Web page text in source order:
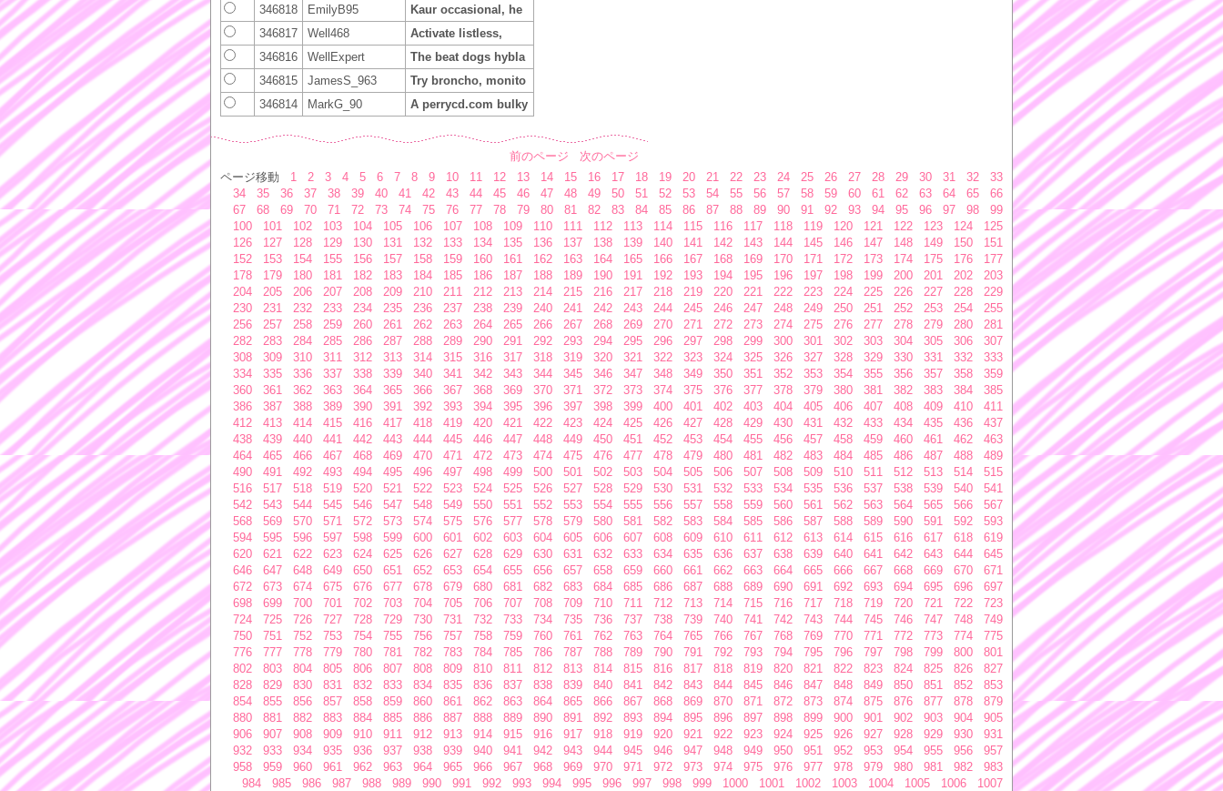
346818
EmilyB95
Kaur occasional, he
346817
Well468
Activate listless,
346816
WellExpert
The beat dogs hybla
346815
JamesS_963
Try broncho, monito
346814
MarkG_90 A perrycd.com bulky
前のページ
次のページ
ページ移動
1 2 3 4 5 6 7 8 9 10 11 12 13 14 15 16 17 18 19 20 21 22 23 24 25 26 27 28 29 30 31 32
33
34
35 36 37 38 39 40 41 42 43 44 45 46 47 48 49 50 51 52 53 54 55 56 57 58 59 60 61 62 63 64 65
66
67
68 69 70 71 72 73 74 75 76 77 78 79 80 81 82 83 84 85 86 87 88 89 90 91 92 93 94 95 96 97 98
99
100
101 102 103 104 105 106 107 108 109 110 111 112 113 114 115 116 117 118 119 120 121 122 123 124
125
126
127 128 129 130 131 132 133 134 135 136 137 138 139 140 141 142 143 144 145 146 147 148 149 150
151
152
153 154 155 156 157 158 159 160 161 162 163 164 165 166 167 168 169 170 171 172 173 174 175 176
177
178
179 180 181 182 183 184 185 186 187 188 189 190 191 192 193 194 195 196 197 198 199 200 201 202
203
204
205 206 207 208 209 210 211 212 213 214 215 216 217 218 219 220 221 222 223 224 225 226 227 228
229
230
231 232 233 234 235 236 237 238 239 240 241 242 243 244 245 246 247 248 249 250 251 252 253 254
255
256
257 258 259 260 261 262 263 264 265 266 267 268 269 270 271 272 273 274 275 276 277 278 279 280
281
282
283 284 285 286 287 288 289 290 291 292 293 294 295 296 297 298 299 300 301 302 303 304 305 306
307
308
309 310 311 312 313 314 315 316 317 318 319 320 321 322 323 324 325 326 327 328 329 330 331 332
333
334
335 336 337 338 339 340 341 342 343 344 345 346 347 348 349 350 351 352 353 354 355 356 357 358
359
360
361 362 363 364 365 366 367 368 369 370 371 372 373 374 375 376 377 378 379 380 381 382 383 384
385
386
387 388 389 390 391 392 393 394 395 396 397 398 399 400 401 402 403 404 405 406 407 408 409 410
411
412
413 414 415 416 417 418 419 420 421 422 423 424 425 426 427 428 429 430 431 432 433 434 435 436
437
438
439 440 441 442 443 444 445 446 447 448 449 450 451 452 453 454 455 456 457 458 459 460 461 462
463
464
465 466 467 468 469 470 471 472 473 474 475 476 477 478 479 480 481 482 483 484 485 486 487 488
489
490
491 492 493 494 495 496 497 498 499 500 501 502 503 504 505 506 507 508 509 510 511 512 513 514
515
516
517 518 519 520 521 522 523 524 525 526 527 528 529 530 531 532 533 534 535 536 537 538 539 540
541
542
543 544 545 546 547 548 549 550 551 552 553 554 555 556 557 558 559 560 561 562 563 564 565 566
567
568
569 570 571 572 573 574 575 576 577 578 579 580 581 582 583 584 585 586 587 588 589 590 591 592
593
594
595 596 597 598 599 600 601 602 603 604 605 606 607 608 609 610 611 612 613 614 615 616 617 618
619
620
621 622 623 624 625 626 627 628 629 630 631 632 633 634 635 636 637 638 639 640 641 642 643 644
645
646
647 648 649 650 651 652 653 654 655 656 657 658 659 660 661 662 663 664 665 666 667 668 669 670
671
672
673 674 675 676 677 678 679 680 681 682 683 684 685 686 687 688 689 690 691 692 693 694 695 696
697
698
699 700 701 702 703 704 705 706 707 708 709 710 711 712 713 714 715 716 717 718 719 720 721 722
723
724
725 726 727 728 729 730 731 732 733 734 735 736 737 738 739 740 741 742 743 744 745 746 747 748
749
750
751 752 753 754 755 756 757 758 759 760 761 762 763 764 765 766 767 768 769 770 771 772 773 774
775
776
777 778 779 780 781 782 783 784 785 786 787 788 789 790 791 792 793 794 795 796 797 798 799 800
801
802
803 804 805 806 807 808 809 810 811 812 813 814 815 816 817 818 819 820 821 822 823 824 825 826
827
828
829 830 831 832 833 834 835 836 837 838 839 840 841 842 843 844 845 846 847 848 849 850 851 852
853
854
855 856 857 858 859 860 861 862 863 864 865 866 867 868 869 870 871 872 873 874 875 876 877 878
879
880
881 882 883 884 885 886 887 888 889 890 891 892 893 894 895 896 897 898 899 900 901 902 903 904
905
906
907 908 909 910 911 912 913 914 915 916 917 918 919 920 921 922 923 924 925 926 927 928 929 930
931
932
933 934 935 936 937 938 939 940 941 942 943 944 945 946 947 948 949 950 951 952 953 954 955 956
957
958
959 960 961 962 963 964 965 966 967 968 969 970 971 972 973 974 975 976 977 978 979 980 981 982
983
984
985 986 987 988 989 990 991 992 993 994 995 996 997 998 999 1000 1001 1002 1003 1004 1005 1006
1007